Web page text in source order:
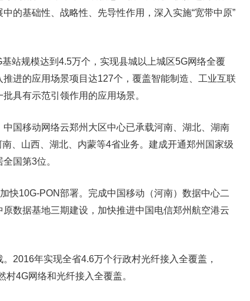
的基础性、战略性、先导性作用，深入实施“宽带中原”
站规模达到4.5万个，实现县城以上城区5G网络全覆
进的应用场景项目达127个，覆盖智能制造、工业互联
具有示范引领作用的应用场景。
国移动网络云郑州大区中心已承载河南、湖北、湖南
、山西、湖北、内蒙等4省业务。建成开通郑州国家级
国第3位。
快10G-PON部署。完成中国移动（河南）数据中心二
数据基地三期建设，加快推进中国电信郑州航空港云
2016年实现全省4.6万个行政村光纤接入全覆盖，
4G网络和光纤接入全覆盖。